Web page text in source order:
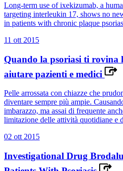
Long-term use of ixekizumab, a
targeting interleukin 17, shows no
in patients with chronic plaque
11 ott 2015
Quando la psoriasi ti rovina
aiutare pazienti e medici
Pelle arrossata con chiazze che
diventare sempre più ampie.
imbarazzo, ma assai di frequente
limitazione delle attività quotidiane e
02 ott 2015
Investigational Drug